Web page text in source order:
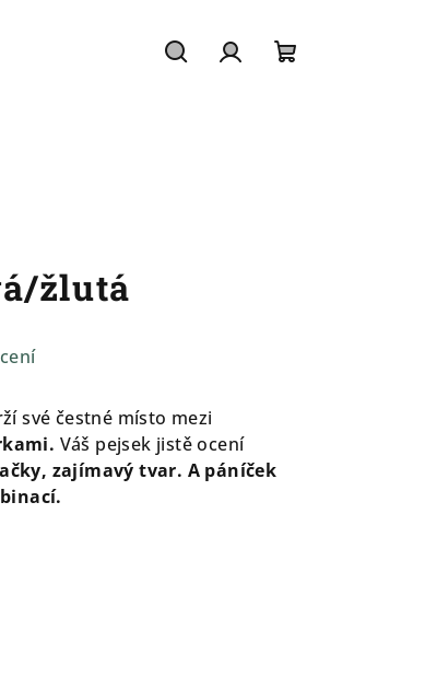
žlutá
své čestné místo mezi
Váš pejsek jistě ocení
zajímavý tvar. A páníček